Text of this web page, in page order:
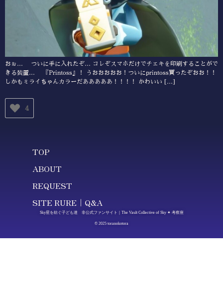
おぉ… ついに手に入れたぞ… コレぞスマホだけでチェキを印刷することがで
きる装置… 『Printoss』！ うおおおおお！ついにprintoss買ったぞおお！！
しかもミライちゃんカラーだあああああ！！！！ かわいい […]
4
TOP
ABOUT
REQUEST
SITE RURE｜Q&A
Sky星を紡ぐ子ども達 非公式ファンサイト｜The Vault Collective of Sky ✦ 考察座
© 2025 toranokotora